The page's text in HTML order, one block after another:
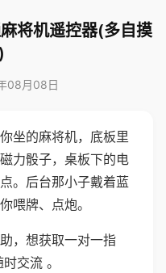
将机遥控器(多自摸
08月08日
坐的麻将机，底板里
力骰子，桌板下的电
。后台那小子戴着蓝
喂牌、点炮。
，想获取一对一指
交流 。